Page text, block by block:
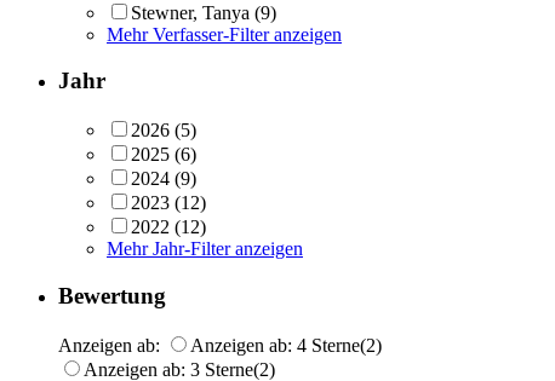
Stewner, Tanya (9)
Mehr Verfasser-Filter anzeigen
Jahr
2026 (5)
2025 (6)
2024 (9)
2023 (12)
2022 (12)
Mehr Jahr-Filter anzeigen
Bewertung
Anzeigen ab: Anzeigen ab: 4 Sterne(2)
Anzeigen ab: 3 Sterne(2)